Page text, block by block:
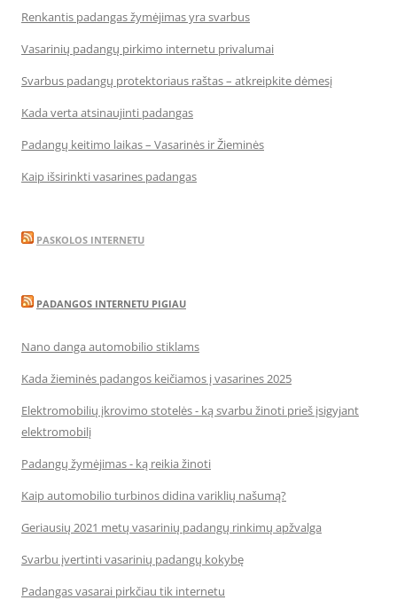
Renkantis padangas žymėjimas yra svarbus
Vasarinių padangų pirkimo internetu privalumai
Svarbus padangų protektoriaus raštas – atkreipkite dėmesį
Kada verta atsinaujinti padangas
Padangų keitimo laikas – Vasarinės ir Žieminės
Kaip išsirinkti vasarines padangas
PASKOLOS INTERNETU
PADANGOS INTERNETU PIGIAU
Nano danga automobilio stiklams
Kada žieminės padangos keičiamos į vasarines 2025
Elektromobilių įkrovimo stotelės - ką svarbu žinoti prieš įsigyjant
elektromobilį
Padangų žymėjimas - ką reikia žinoti
Kaip automobilio turbinos didina variklių našumą?
Geriausių 2021 metų vasarinių padangų rinkimų apžvalga
Svarbu įvertinti vasarinių padangų kokybę
Padangas vasarai pirkčiau tik internetu